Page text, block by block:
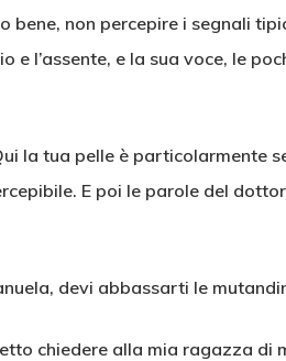
bene, non percepire i segnali
e l’assente, e la sua voce, le
la tua pelle è particolarmente
E poi le parole del
devi abbassarti le
chiedere alla mia ragazza di